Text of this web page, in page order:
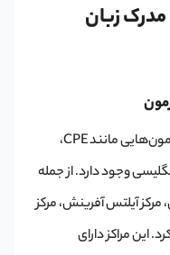
مدرک زبان
در تهران، چندین مرکز معتبر برای برگزاری آزمون‌هایی مانند CPE،
وجود دارد. از جمله
آیلتس آفرینش، مرکز
این مراکز دارای